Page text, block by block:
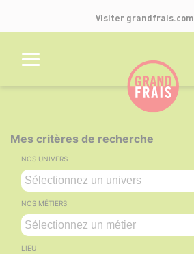
Visiter grandfrais.com
Mes critères de recherche
NOS UNIVERS
NOS MÉTIERS
LIEU